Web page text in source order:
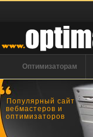
Оптимизаторам
Популярный сайт
вебмастеров и
оптимизаторов